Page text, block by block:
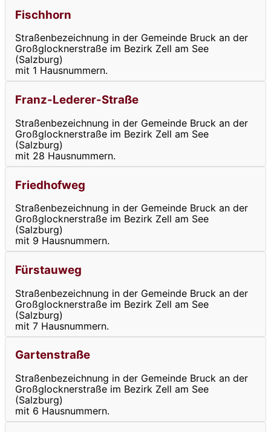
Fischhorn
Straßenbezeichnung in der Gemeinde Bruck an der
Großglocknerstraße im Bezirk Zell am See
(Salzburg)
mit 1 Hausnummern.
Franz-Lederer-Straße
Straßenbezeichnung in der Gemeinde Bruck an der
Großglocknerstraße im Bezirk Zell am See
(Salzburg)
mit 28 Hausnummern.
Friedhofweg
Straßenbezeichnung in der Gemeinde Bruck an der
Großglocknerstraße im Bezirk Zell am See
(Salzburg)
mit 9 Hausnummern.
Fürstauweg
Straßenbezeichnung in der Gemeinde Bruck an der
Großglocknerstraße im Bezirk Zell am See
(Salzburg)
mit 7 Hausnummern.
Gartenstraße
Straßenbezeichnung in der Gemeinde Bruck an der
Großglocknerstraße im Bezirk Zell am See
(Salzburg)
mit 6 Hausnummern.